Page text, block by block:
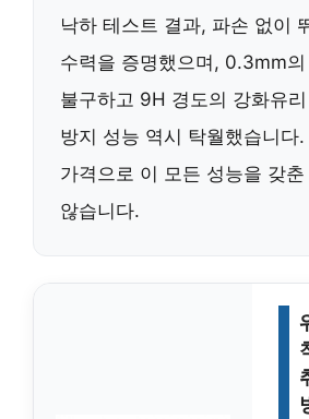
낙하 테스트 결과, 파손 없이
수력을 증명했으며, 0.3mm
불구하고 9H 경도의 강화유
방지 성능 역시 탁월했습니다
가격으로 이 모든 성능을 갖춘
않습니다.